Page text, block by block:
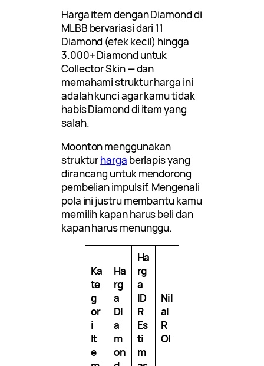
Harga item dengan Diamond di
MLBB bervariasi dari 11
Diamond (efek kecil) hingga
3.000+ Diamond untuk
Collector Skin — dan
memahami struktur harga ini
adalah kunci agar kamu tidak
habis Diamond di item yang
salah.
Moonton menggunakan
strukturharga berlapis yang
dirancang untuk mendorong
pembelian impulsif. Mengenali
pola ini justru membantu kamu
memilih kapan harus beli dan
kapan harus menunggu.
Ka
te
g
or
i
It
e
Ha
rg
a
Di
a
m
on
Ha
rg
a
ID
R
Es
ti
m
Nil
ai
R
OI